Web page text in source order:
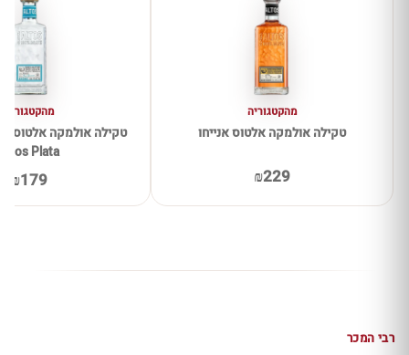
מהקטגוריה
טקילה אולמקה אלטוס אנייחו
₪229
מהקטגוריה
Plata
₪179
רבי המכר